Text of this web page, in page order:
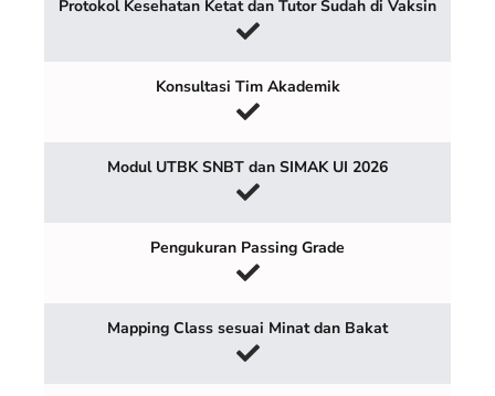
Protokol Kesehatan Ketat dan Tutor Sudah di Vaksin
Konsultasi Tim Akademik
Modul UTBK SNBT dan SIMAK UI 2026
Pengukuran Passing Grade
Mapping Class sesuai Minat dan Bakat